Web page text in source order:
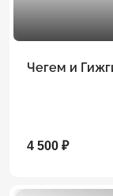
Чегем и
4 500 ₽